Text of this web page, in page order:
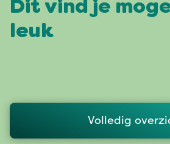
Dit vind je
leuk
Volledig